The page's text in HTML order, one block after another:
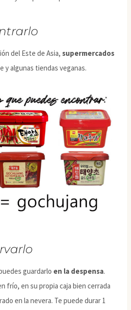
del Este de Asia, supermercados
y algunas tiendas veganas.
guardarlo en la despensa.
frío, en su propia caja bien cerrada
en la nevera. Te puede durar 1